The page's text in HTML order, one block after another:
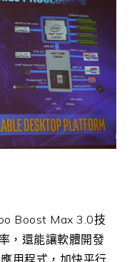
Boost Max 3.0技
，還能讓軟體開發